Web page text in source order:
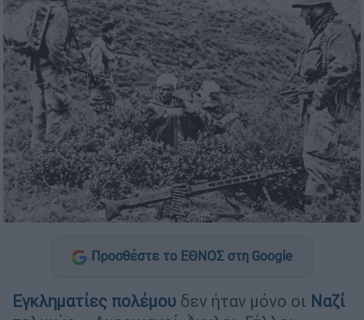
Προσθέστε το ΕΘΝΟΣ στη Google
Εγκληματίες πολέμου δεν ήταν μόνο οι Ναζί